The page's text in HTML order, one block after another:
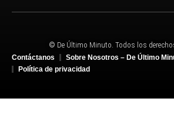
© De Último Minuto. Todos los
Contáctanos
Sobre Nosotros – De Último
Política de privacidad